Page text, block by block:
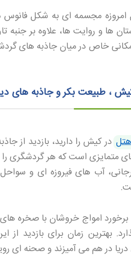
مجسمه ای به شکل فانوس
ها و روایت ها، علاوه بر جنبه
مکانی خاص در میان جاذبه های
، طبیعت بکر و جاذبه های
در کیش را دارید، بازدید از
متمایزی است که هر گردشگری
آب های فیروزه ای و سواحل
.
امواج خروشان با صخره
بهترین زمان برای بازدید
در هم می آمیزند و صحنه ای